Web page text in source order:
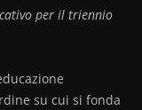
per il triennio
su cui si fonda